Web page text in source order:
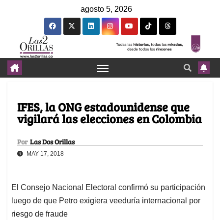
agosto 5, 2026
IFES, la ONG estadounidense que
vigilará las elecciones en Colombia
Por Las Dos Orillas
MAY 17, 2018
El Consejo Nacional Electoral confirmó su participación
luego de que Petro exigiera veeduría internacional por
riesgo de fraude